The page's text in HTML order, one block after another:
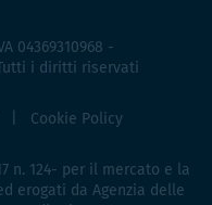
04369310968 -
i diritti riservati
Cookie Policy
n. 124- per il mercato e la
erogati da Agenzia delle